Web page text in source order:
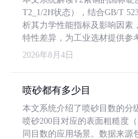
T2_1/2H状态），结合GB/T
析其力学性能指标及影响因素
特性差异，为工业选材提供参
2026年8月4日
喷砂都有多少目
本文系统介绍了喷砂目数的分
喷砂200目对应的表面粗糙度
同目数的应用场景。数据来源